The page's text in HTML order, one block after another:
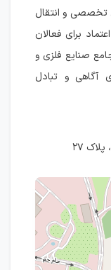
تخصصی و انتقال
برای فعالان
صنایع فلزی و
آگاهی و تبادل
۲۷